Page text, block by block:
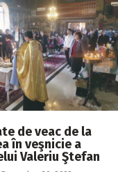
de veac de la
în veşnicie a
Valeriu Ştefan